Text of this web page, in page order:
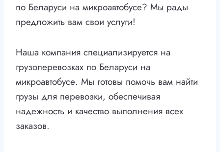
по Беларуси на микроавтобусе? Мы рады
предложить вам свои услуги!
Наша компания специализируется на
грузоперевозках по Беларуси на
микроавтобусе. Мы готовы помочь вам найти
грузы для перевозки, обеспечивая
надежность и качество выполнения всех
заказов.